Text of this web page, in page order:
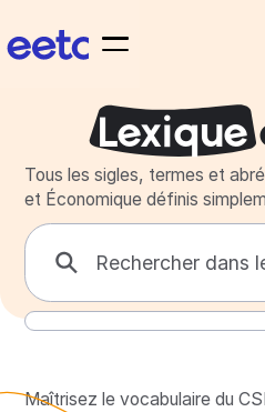
Lexique
Tous les sigles, termes et
et Économique définis
Maîtrisez le vocabulaire du